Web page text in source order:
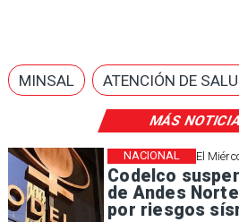
MÁS
El
Codelco
de Andes
por riesgos
NACIONAL
MINSAL ATENCIÓN DE